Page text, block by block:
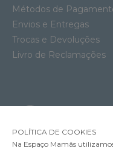
Métodos de
Envios e Entregas
Trocas e Devoluções
Livro de Reclamações
POLÍTICA DE COOKIES
Na Espaço Mamãs